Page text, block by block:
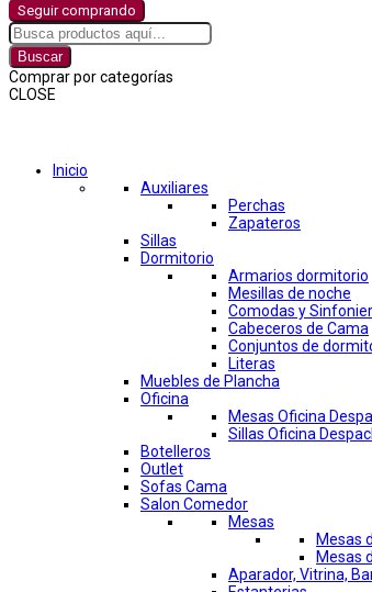
Seguir comprando
Buscar
Comprar por categorías
CLOSE
Inicio
Auxiliares
Perchas
Zapateros
Sillas
Dormitorio
Armarios dormitorio
Mesillas de noche
Comodas y
Cabeceros de Cama
Conjuntos de
Literas
Muebles de Plancha
Oficina
Mesas Oficina
Sillas Oficina
Botelleros
Outlet
Sofas Cama
Salon Comedor
Mesas
Mesas
Mesas
Aparador, Vitrina,